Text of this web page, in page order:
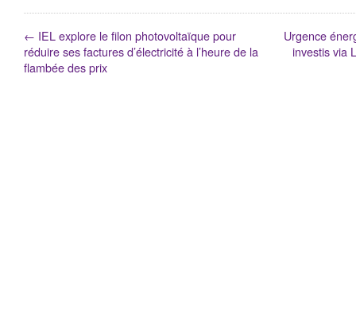
← IEL explore le filon photovoltaïque pour
réduire ses factures d’électricité à l’heure de la
flambée des prix
Urgence
investis via